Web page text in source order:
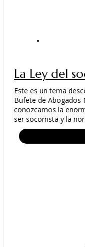
La Ley del
Este es un tema
Bufete de Abogados
conozcamos la
ser socorrista y la